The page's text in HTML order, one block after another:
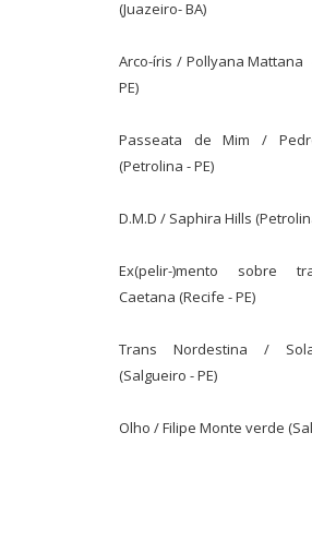
(Juazeiro- BA)
Arco-íris / Pollyana Mattana
PE)
Passeata de Mim /
(Petrolina - PE)
D.M.D / Saphira Hills
Ex(pelir-)mento sobre
Caetana (Recife - PE)
Trans Nordestina /
(Salgueiro - PE)
Olho / Filipe Monte verde